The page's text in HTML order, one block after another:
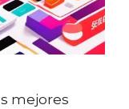
mejores